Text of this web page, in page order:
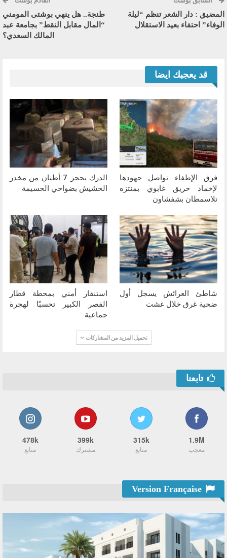
المضيق : دار الشعر تنظم “ليلة
الوفاء” احتفاء بعيد الاستقلال
طنجة.. هل ينهي بوشتى المومني
“المال مقابل النقط” بجامعة عبد
المالك السعدي؟
قد يعجبك ايضا
فرق الإطفاء تواصل جهودها
لإخماد حريق غابوي بمنتزه
تلاسمطان بشفشاون
الدرك يحجز 7 أطنان من مخدر
الحشيش بضواحي الحسيمة
شاطئ العرائش يسجل أول
ضحية غرق خلال غشت
استنفار أمني بمحطة قطار
القصر الكبير تحسبًا لهجرة
جماعية
تحميل المزيد من المشاركات
تابعنا
1.9M
معجب
315k
متابع
399k
مشترك
478k
متابع